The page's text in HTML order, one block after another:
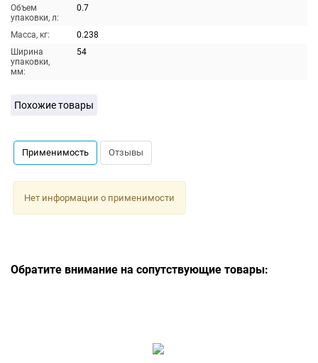
Объем
упаковки, л:
0.7
Масса, кг:
0.238
Ширина
упаковки,
мм:
54
Похожие товары
Применимость Отзывы
Нет информации о применимости
Обратите внимание на сопутствующие товары: